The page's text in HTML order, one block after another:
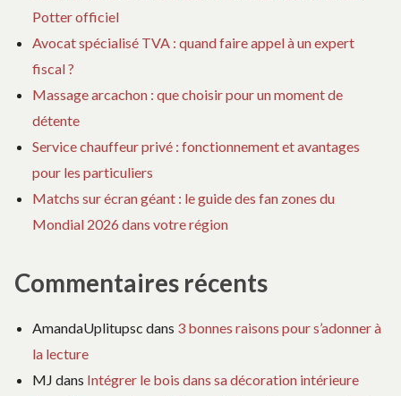
Potter officiel
Avocat spécialisé TVA : quand faire appel à un expert
fiscal ?
Massage arcachon : que choisir pour un moment de
détente
Service chauffeur privé : fonctionnement et avantages
pour les particuliers
Matchs sur écran géant : le guide des fan zones du
Mondial 2026 dans votre région
Commentaires récents
AmandaUplitupsc dans 3 bonnes raisons pour s’adonner à
la lecture
MJ dans Intégrer le bois dans sa décoration intérieure